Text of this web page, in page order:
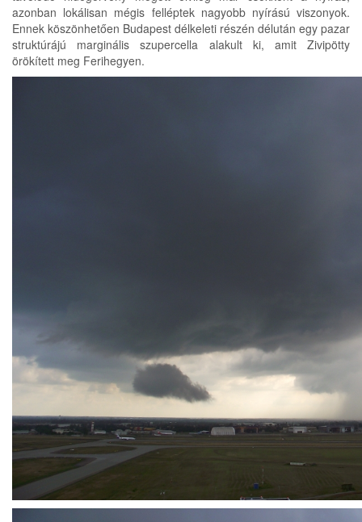
azonban lokálisan mégis felléptek nagyobb nyírású viszonyok.
Ennek köszönhetően Budapest délkeleti részén délután egy pazar
struktúrájú marginális szupercella alakult ki, amit Zivipötty
örökített meg Ferihegyen.